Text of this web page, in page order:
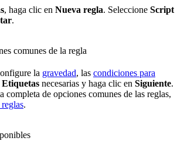
, haga clic en Nueva regla. Seleccione Script
.
comunes de la regla
la gravedad, las condiciones para
Etiquetas necesarias y haga clic en Siguiente.
completa de opciones comunes de las reglas,
.